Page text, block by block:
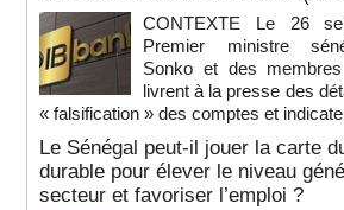
CONTEXTE Le 26
Premier ministre
Sonko et des
livrent à la presse des
« falsification » des comptes et
Le Sénégal peut-il jouer la carte
durable pour élever le niveau
secteur et favoriser l’emploi ?